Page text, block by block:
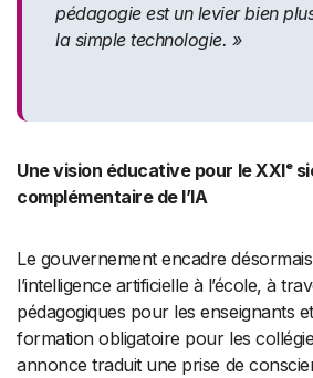
pédagogie est un levier bien
la simple technologie. »
Une vision éducative pour le XXIᵉ
complémentaire de l’IA
Le gouvernement encadre
l’intelligence artificielle à l’école, à
pédagogiques pour les enseignants
formation obligatoire pour les
annonce traduit une prise de